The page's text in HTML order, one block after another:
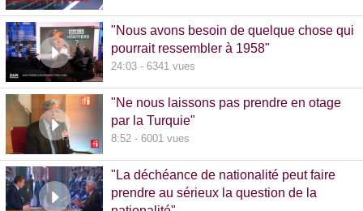
"Nous avons besoin de quelque chose qui
pourrait ressembler à 1958"
24:03 - 6341 vues
"Ne nous laissons pas prendre en otage
par la Turquie"
8:52 - 6001 vues
"La déchéance de nationalité peut faire
prendre au sérieux la question de la